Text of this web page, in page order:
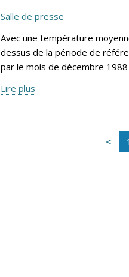
Salle de presse
Avec une température
dessus de la période de
par le mois de décembre 1988
Lire plus
1